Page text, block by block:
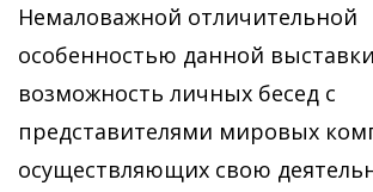
Немаловажной отличительной
особенностью данной
возможность личных бесед с
представителями мировых
осуществляющих свою